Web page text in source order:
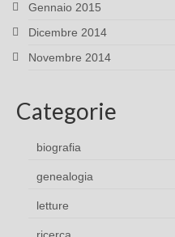
Gennaio 2015
Dicembre 2014
Novembre 2014
Categorie
biografia
genealogia
letture